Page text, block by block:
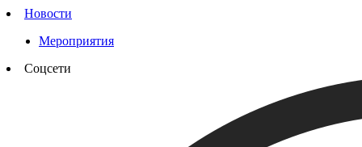
Новости
Мероприятия
Соцсети